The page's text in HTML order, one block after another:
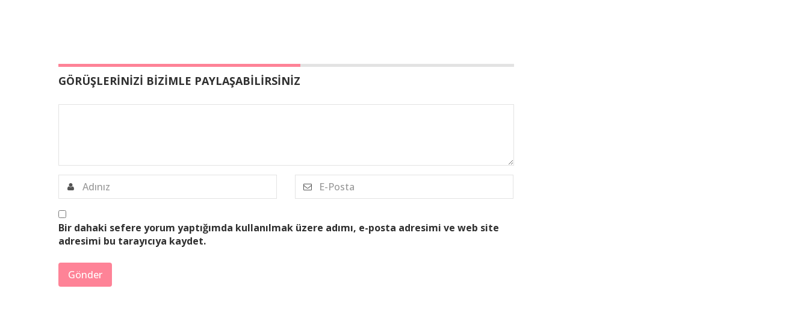
GÖRÜŞLERİNİZİ BİZİMLE PAYLAŞABİLİRSİNİZ
Bir dahaki sefere yorum yaptığımda kullanılmak üzere adımı, e-posta adresimi ve web site
adresimi bu tarayıcıya kaydet.